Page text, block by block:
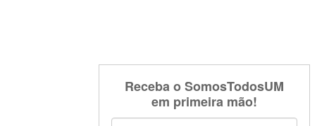
Receba o SomosTodosUM
em primeira mão!